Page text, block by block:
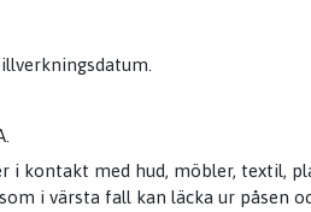
i kontakt med hud, möbler, textil,
i värsta fall kan läcka ur påsen